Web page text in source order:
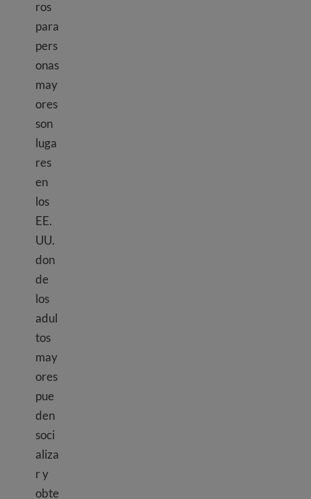
ros
para
pers
onas
may
ores
son
luga
res
en
los
EE.
UU.
don
de
los
adul
tos
may
ores
pue
den
soci
aliza
r y
obte